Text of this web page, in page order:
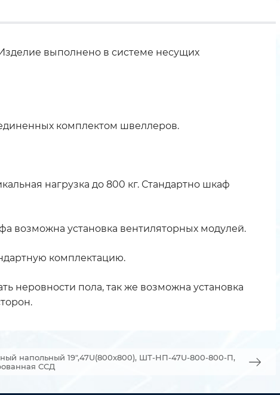
выполнено в системе несущих
комплектом швеллеров.
нагрузка до 800 кг. Стандартно шкаф
возможна установка вентиляторных модулей.
комплектацию.
неровности пола, так же возможна установка
напольный 19",47U(800x800), ШТ-НП-47U-800-800-П,
ССД